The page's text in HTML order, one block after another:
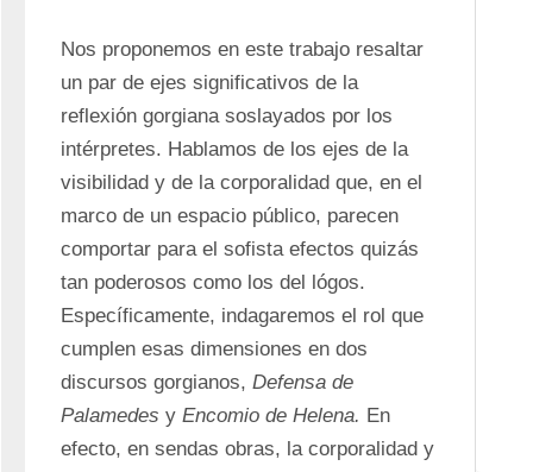
Nos proponemos en este trabajo resaltar
un par de ejes significativos de la
reflexión gorgiana soslayados por los
intérpretes. Hablamos de los ejes de la
visibilidad y de la corporalidad que, en el
marco de un espacio público, parecen
comportar para el sofista efectos quizás
tan poderosos como los del lógos.
Específicamente, indagaremos el rol que
cumplen esas dimensiones en dos
discursos gorgianos, Defensa de
Palamedes y Encomio de Helena. En
efecto, en sendas obras, la corporalidad y